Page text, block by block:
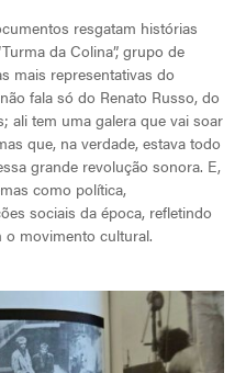
resgatam histórias
da Colina”, grupo de
mais representativas do
fala só do Renato Russo, do
ali tem uma galera que vai soar
que, na verdade, estava todo
grande revolução sonora. E,
como política,
sociais da época, refletindo
movimento cultural.